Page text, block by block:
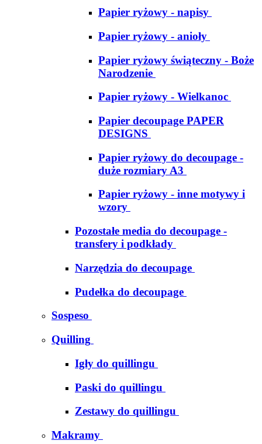
Papier ryżowy - napisy
Papier ryżowy - anioły
Papier ryżowy świąteczny - Boże
Narodzenie
Papier ryżowy - Wielkanoc
Papier decoupage PAPER
DESIGNS
Papier ryżowy do decoupage -
duże rozmiary A3
Papier ryżowy - inne motywy i
wzory
Pozostałe media do decoupage -
transfery i podkłady
Narzędzia do decoupage
Pudełka do decoupage
Sospeso
Quilling
Igły do quillingu
Paski do quillingu
Zestawy do quillingu
Makramy